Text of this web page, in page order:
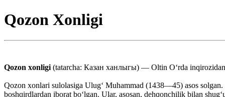
Qozon Xonligi
Qozon xonligi (tatarcha: Казан ханлыгы) — Oltin Oʻrda
Qozon xonlari sulolasiga Ulugʻ Muhammad (1438—45) asos
boshqirdlardan iborat boʻlgan. Ular, asosan, dehqonchilik bilan